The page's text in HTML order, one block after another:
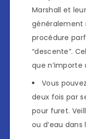
Marshall et
généralement
procédure
“descente”.
que
Vous
deux fois par
pour furet.
ou d’eau dans